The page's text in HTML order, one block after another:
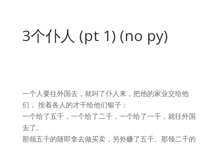
3个仆人 (pt 1) (no py)
一个人要往外国去，就叫了仆人来，把他的家业交给他
们， 按着各人的才干给他们银子：
一个给了五千，一个给了二千，一个给了一千，就往外国
去了。
那领五千的随即拿去做买卖，另外赚了五千。 那领二千的